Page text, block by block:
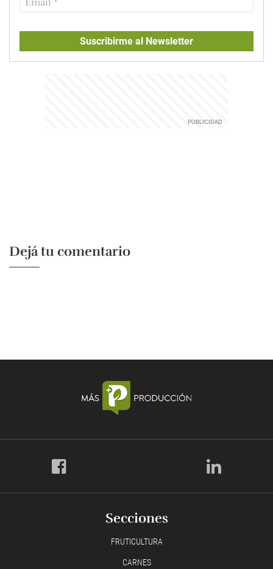
Suscribirme al Newsletter
Dejá tu comentario
Secciones
FRUTICULTURA
CARNES